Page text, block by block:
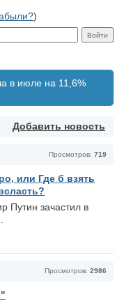
)
в июле на 11,6%
Добавить новость
Просмотров: 719
или Где б взять
Путин зачастил в
Просмотров: 2986